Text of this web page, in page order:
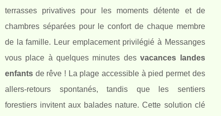
terrasses privatives pour les moments détente et de
chambres séparées pour le confort de chaque membre
de la famille. Leur emplacement privilégié à Messanges
vous place à quelques minutes desvacances landes
enfants de rêve ! La plage accessible à pied permet des
allers-retours spontanés, tandis que les sentiers
forestiers invitent aux balades nature. Cette solution clé